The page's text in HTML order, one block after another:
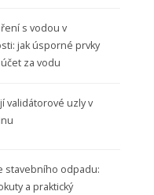
s vodou v
jak úsporné prvky
za vodu
validátorové uzly v
stavebního odpadu:
a praktický